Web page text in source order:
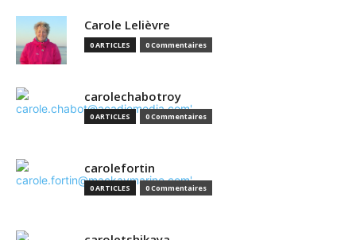
Carole Lelièvre
0 ARTICLES 0 Commentaires
carolechabotroy
0 ARTICLES 0 Commentaires
carolefortin
0 ARTICLES 0 Commentaires